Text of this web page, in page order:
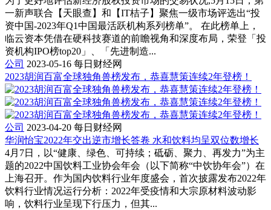
一新声联合【天眼查】和【IT桔子】聚焦一级市场评选出“投
资中国-2023年Q1中国最活跃机构系列榜单”。 在此榜单上，
临云资本凭借在硬科技赛道的前瞻视角和深度布局，荣登「投
资机构IPO榜top20」、「先进制造...
公司 2023-05-16 每日财经网
2023胡润百富全球独角兽榜发布，恭喜慧策连续2年登榜！
公司 2023-04-20 每日财经网
华润怡宝2022年交出逆市增长答卷 水和饮料均呈双位数增长
4月7日，以“健康、绿色、可持续；砥砺、聚力、再发力”为主
题的2022中国饮料工业协会年会（以下简称“中饮协年会”）在
上海召开。作为国内饮料行业年度盛会，首次披露发布2022年
饮料行业情况运行分析：2022年受疫情和大宗原材料波动影
响，饮料行业呈现下行压力，但其...